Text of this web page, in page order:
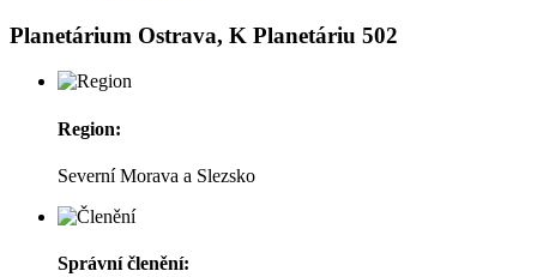
Planetárium Ostrava, K Planetáriu 502
Region:
Severní Morava a Slezsko
Správní členění: